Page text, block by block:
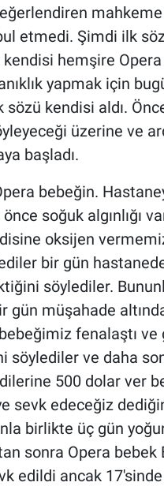
etmedi. Şimdi ilk
kendisi hemşire
yapmak için
sözü kendisi aldı.
üzerine ve
başladı.
bebeğin.
soğuk algınlığı
oksijen
bir gün
söylediler.
gün müşahade
fenalaştı ve
söylediler ve daha
500 dolar ver
sevk edeceğiz
birlikte üç gün
sonra Opera bebek
edildi ancak